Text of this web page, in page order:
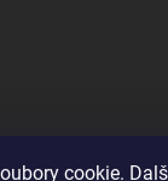
cookie.